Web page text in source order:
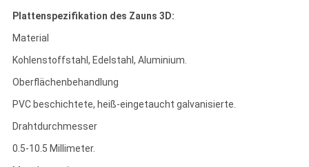
Plattenspezifikation des Zauns 3D:
Material
Kohlenstoffstahl, Edelstahl, Aluminium.
Oberflächenbehandlung
PVC beschichtete, heiß-eingetaucht galvanisierte.
Drahtdurchmesser
0.5-10.5 Millimeter.